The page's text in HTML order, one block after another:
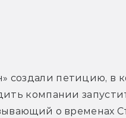
создали петицию, в
компании
о временах